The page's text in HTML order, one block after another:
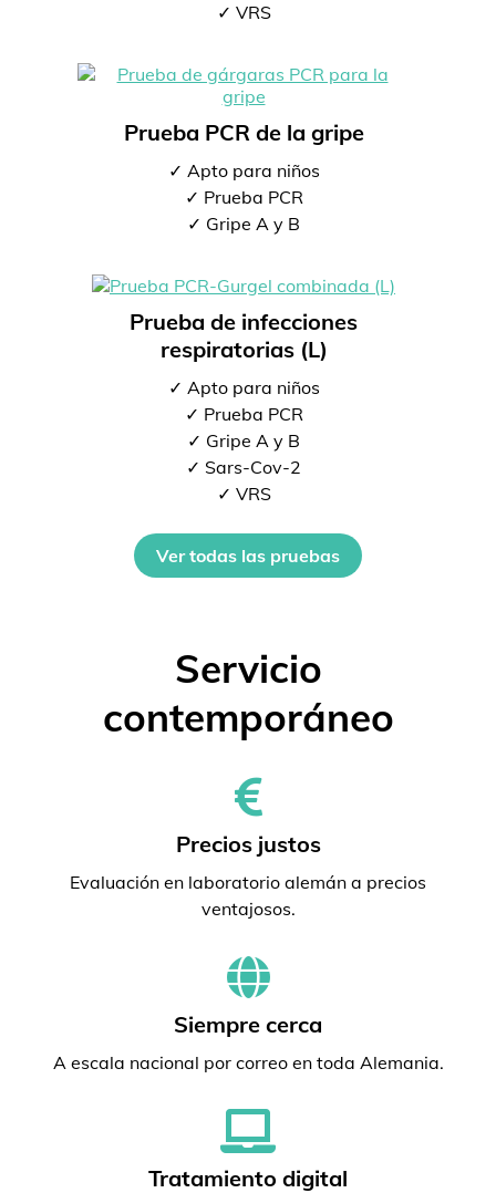
✓ VRS
Prueba PCR de la gripe
✓ Apto para niños
✓ Prueba PCR
✓ Gripe A y B
Prueba de infecciones
respiratorias (L)
✓ Apto para niños
✓ Prueba PCR
✓ Gripe A y B
✓ Sars-Cov-2
✓ VRS
Ver todas las pruebas
Servicio
contemporáneo
Precios justos
Evaluación en laboratorio alemán a precios
ventajosos.
Siempre cerca
A escala nacional por correo en toda Alemania.
Tratamiento digital